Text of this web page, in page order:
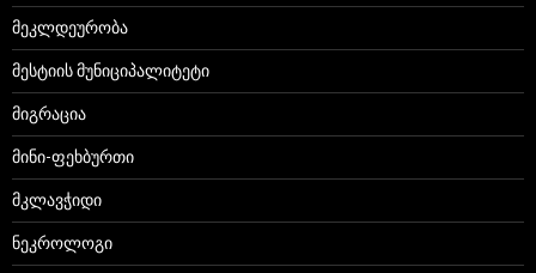
მეკლდეურობა
მესტიის მუნიციპალიტეტი
მიგრაცია
მინი-ფეხბურთი
მკლავჭიდი
ნეკროლოგი